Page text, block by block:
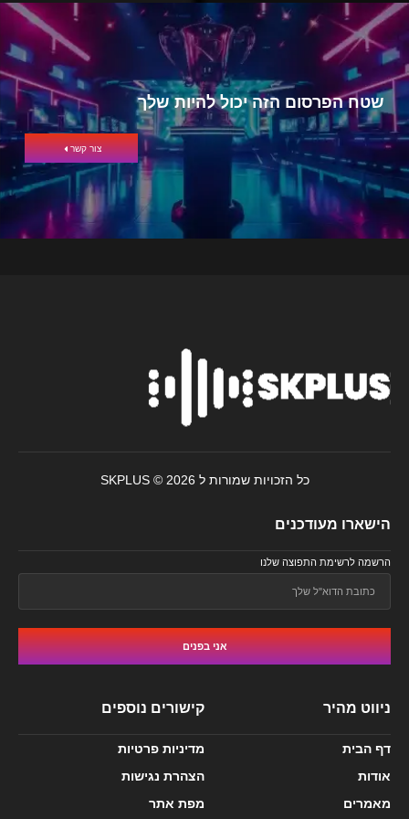
שטח הפרסום הזה יכול להיות שלך
צור קשר
הישארו מעודכנים
הרשמה לרשימת התפוצה שלנו
אני בפנים
ניווט מהיר
דף הבית
אודות
מאמרים
קישורים נוספים
מדיניות פרטיות
הצהרת נגישות
מפת אתר
כל הזכויות שמורות ל SKPLUS © 2026